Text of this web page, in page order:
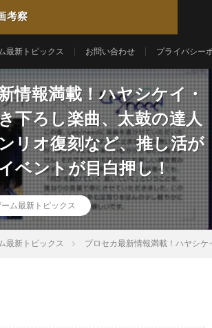
考察
最新トピックス お問い合わせ プライバシー
情報満載！ハヤシケイ・
下ろし楽曲、太鼓の達人
リオ復刻など、推し活が
ベントが目白押し！
ム最新トピックス
最新トピックス プロセカ最新情報満載！ハヤシ